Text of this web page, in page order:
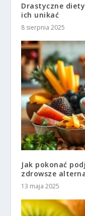
Drastyczne
ich unikać
8 sierpnia 2025
Jak pokonać
zdrowsze
13 maja 2025